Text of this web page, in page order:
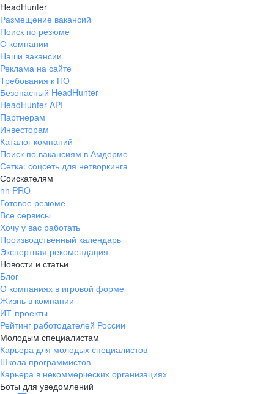
HeadHunter
Размещение вакансий
Поиск по резюме
О компании
Наши вакансии
Реклама на сайте
Требования к ПО
Безопасный HeadHunter
HeadHunter API
Партнерам
Инвесторам
Каталог компаний
Поиск по вакансиям в Амдерме
Сетка: соцсеть для нетворкинга
Соискателям
hh PRO
Готовое резюме
Все сервисы
Хочу у вас работать
Производственный календарь
Экспертная рекомендация
Новости и статьи
Блог
О компаниях в игровой форме
Жизнь в компании
ИТ-проекты
Рейтинг работодателей России
Молодым специалистам
Карьера для молодых специалистов
Школа программистов
Карьера в некоммерческих организациях
Боты для уведомлений